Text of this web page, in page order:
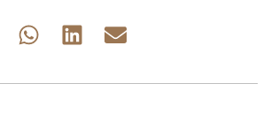
Share Share Share